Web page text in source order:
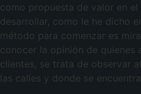
como propuesta de valor en
desarrollar, como le he dicho
método para comenzar es
conocer la opinión de quienes
clientes, se trata de observar
las calles y donde se